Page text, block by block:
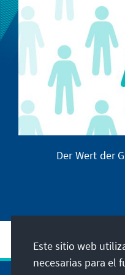
Der Wert der
Este sitio web
necesarias para el